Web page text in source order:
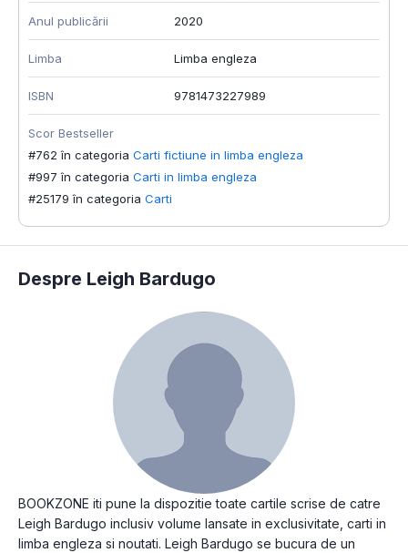
Anul publicării 2020
Limba Limba engleza
ISBN 9781473227989
Scor Bestseller
#762 în categoria Carti fictiune in limba engleza
#997 în categoria Carti in limba engleza
#25179 în categoria Carti
Despre Leigh Bardugo
BOOKZONE iti pune la dispozitie toate cartile scrise de catre
Leigh Bardugo inclusiv volume lansate in exclusivitate, carti in
limba engleza si noutati. Leigh Bardugo se bucura de un